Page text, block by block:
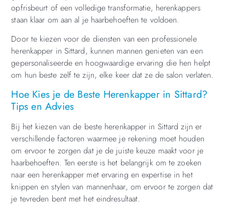
opfrisbeurt of een volledige transformatie, herenkappers
staan klaar om aan al je haarbehoeften te voldoen.
Door te kiezen voor de diensten van een professionele
herenkapper in Sittard, kunnen mannen genieten van een
gepersonaliseerde en hoogwaardige ervaring die hen helpt
om hun beste zelf te zijn, elke keer dat ze de salon verlaten.
Hoe Kies je de Beste Herenkapper in Sittard?
Tips en Advies
Bij het kiezen van de beste herenkapper in Sittard zijn er
verschillende factoren waarmee je rekening moet houden
om ervoor te zorgen dat je de juiste keuze maakt voor je
haarbehoeften. Ten eerste is het belangrijk om te zoeken
naar een herenkapper met ervaring en expertise in het
knippen en stylen van mannenhaar, om ervoor te zorgen dat
je tevreden bent met het eindresultaat.